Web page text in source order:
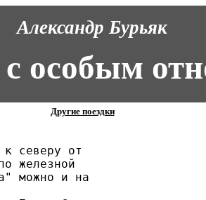
Александр Бурьяк
с особым
Другие поездки
к северу от
железной
можно и на